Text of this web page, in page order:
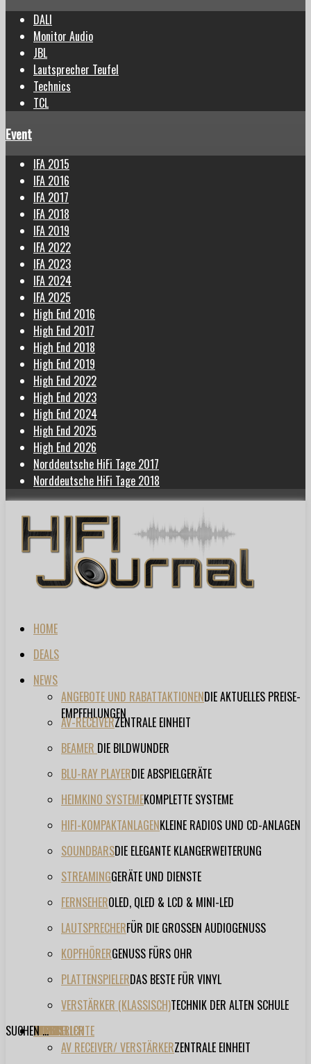
DALI
Monitor Audio
JBL
Lautsprecher Teufel
Technics
TCL
Event
IFA 2015
IFA 2016
IFA 2017
IFA 2018
IFA 2019
IFA 2022
IFA 2023
IFA 2024
IFA 2025
High End 2016
High End 2017
High End 2018
High End 2019
High End 2022
High End 2023
High End 2024
High End 2025
High End 2026
Norddeutsche HiFi Tage 2017
Norddeutsche HiFi Tage 2018
HOME
DEALS
NEWS
ANGEBOTE UND RABATTAKTIONENDIE AKTUELLES PREISE-
EMPFEHLUNGEN
AV-RECEIVERZENTRALE EINHEIT
BEAMER DIE BILDWUNDER
BLU-RAY PLAYERDIE ABSPIELGERÄTE
HEIMKINO SYSTEMEKOMPLETTE SYSTEME
HIFI-KOMPAKTANLAGENKLEINE RADIOS UND CD-ANLAGEN
SOUNDBARSDIE ELEGANTE KLANGERWEITERUNG
STREAMINGGERÄTE UND DIENSTE
FERNSEHEROLED, QLED & LCD & MINI-LED
LAUTSPRECHERFÜR DIE GROSSEN AUDIOGENUSS
KOPFHÖRERGENUSS FÜRS OHR
PLATTENSPIELERDAS BESTE FÜR VINYL
VERSTÄRKER (KLASSISCH)TECHNIK DER ALTEN SCHULE
TESTBERICHTE
AV RECEIVER/ VERSTÄRKERZENTRALE EINHEIT
FORUM
FILME
VIDEOS
HERSTELLER
EVENT
SUCHEN ...